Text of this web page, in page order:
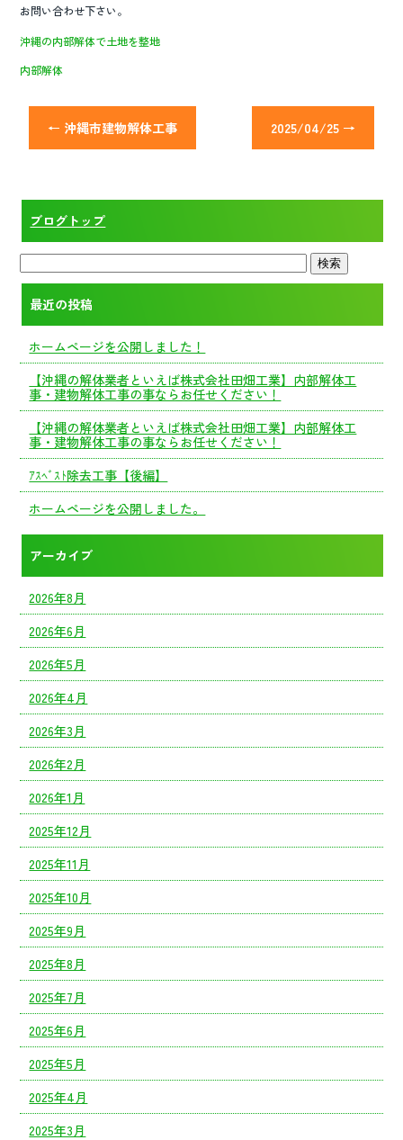
お問い合わせ下さい。
沖縄の内部解体で土地を整地
内部解体
← 沖縄市建物解体工事 2025/04/25 →
ブログトップ
最近の投稿
ホームページを公開しました！
【沖縄の解体業者といえば株式会社田畑工業】内部解体工
事・建物解体工事の事ならお任せください！
【沖縄の解体業者といえば株式会社田畑工業】内部解体工
事・建物解体工事の事ならお任せください！
ｱｽﾍﾞｽﾄ除去工事【後編】
ホームページを公開しました。
アーカイブ
2026年8月
2026年6月
2026年5月
2026年4月
2026年3月
2026年2月
2026年1月
2025年12月
2025年11月
2025年10月
2025年9月
2025年8月
2025年7月
2025年6月
2025年5月
2025年4月
2025年3月